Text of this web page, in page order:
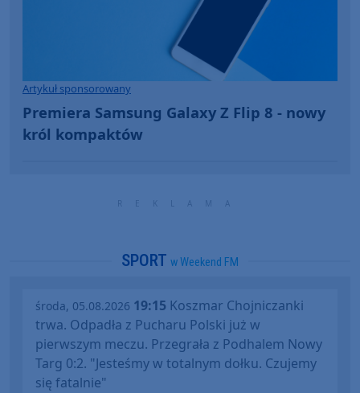
Artykuł sponsorowany
Premiera Samsung Galaxy Z Flip 8 - nowy
król kompaktów
SPORT w Weekend FM
środa, 05.08.2026 19:15 Koszmar Chojniczanki
trwa. Odpadła z Pucharu Polski już w
pierwszym meczu. Przegrała z Podhalem Nowy
Targ 0:2. "Jesteśmy w totalnym dołku. Czujemy
się fatalnie"